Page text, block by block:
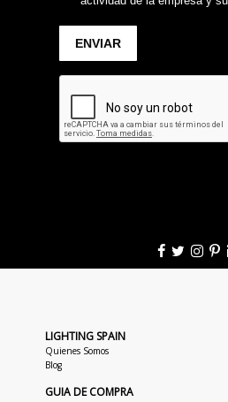
LIGHTING SPAIN
Quienes Somos
Blog
GUIA DE COMPRA